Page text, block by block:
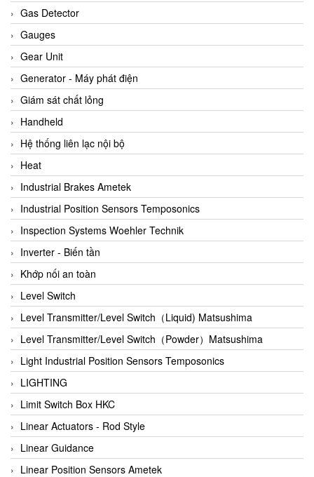
ARCA Regler
Arcos Hydraulik
Ardetem-Sfere-Vietnam
Argal
AS ENERGI
ASCO CO2
Asker
AT2E
ATC Pneumatic
ATEX System
ATI - IA
ATI (Analytical Technology Inc)
Atos
Atrax
Auma
Autec
Auto Flow
Automatic valve
Aventics
Avproglobal
Axiomtek
AZBIL
Gas Detector
Gauges
Gear Unit
Generator - Máy phát điện
Giám sát chất lỏng
Handheld
Hệ thống liên lạc nội bộ
Heat
Industrial Brakes Ametek
Industrial Position Sensors Temposonics
Inspection Systems Woehler Technik
Inverter - Biến tần
Khớp nối an toàn
Level Switch
Level Transmitter/Level Switch（Liquid) Matsushima
Level Transmitter/Level Switch（Powder）Matsushima
Light Industrial Position Sensors Temposonics
LIGHTING
Limit Switch Box HKC
Linear Actuators - Rod Style
Linear Guidance
Linear Position Sensors Ametek